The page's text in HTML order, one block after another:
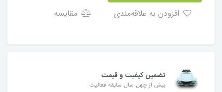
مقایسه
تضمین کیفیت و قیمت
بیش از چهل سال سابقه فعالیت